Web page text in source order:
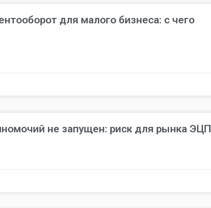
для малого бизнеса: с чего
не запущен: риск для рынка ЭЦП